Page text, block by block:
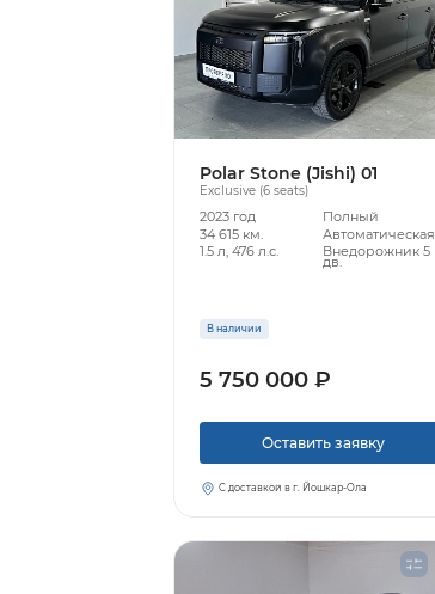
Polar Stone (Jishi) 01
Exclusive (6 seats)
2023 год
Полный
34 615 км.
Автоматическая
1.5 л, 476 л.с.
Внедорожник 5
дв.
В наличии
5 750 000 ₽
Оставить заявку
С доставкой в г. Йошкар-Ола